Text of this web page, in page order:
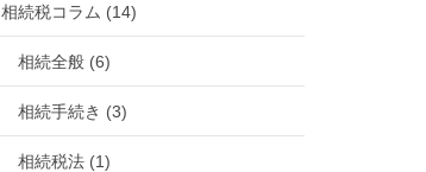
相続税コラム (14)
相続全般 (6)
相続手続き (3)
相続税法 (1)